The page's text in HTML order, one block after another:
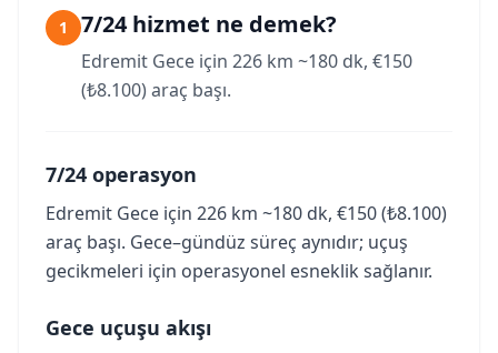
1 7/24 hizmet ne demek?
Edremit Gece için 226 km ~180 dk, €150
(₺8.100) araç başı.
7/24 operasyon
Edremit Gece için 226 km ~180 dk, €150 (₺8.100)
araç başı. Gece–gündüz süreç aynıdır; uçuş
gecikmeleri için operasyonel esneklik sağlanır.
Gece uçuşu akışı